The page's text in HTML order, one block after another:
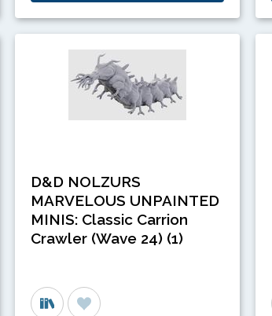
D&D NOLZURS
MARVELOUS UNPAINTED
MINIS: Classic Carrion
Crawler (Wave 24) (1)